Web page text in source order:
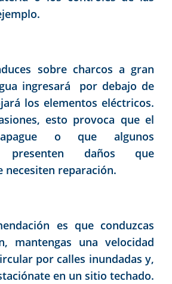
sobre charcos a gran
ingresará por debajo de
los elementos eléctricos.
esto provoca que el
o que algunos
presenten daños que
reparación.
es que conduzcas
mantengas una velocidad
por calles inundadas y,
en un sitio techado.